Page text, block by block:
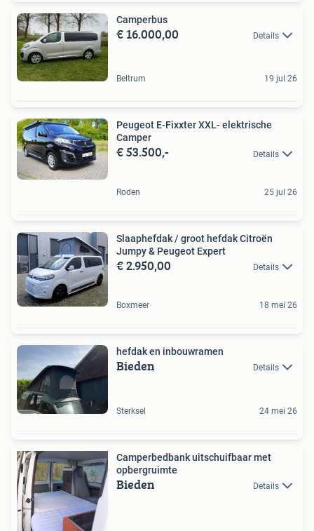
Camperbus
€ 16.000,00 Details
Beltrum 19 jul 26
Peugeot E-Fixxter XXL- elektrische
Camper
€ 53.500,- Details
Roden 25 jul 26
Slaaphefdak / groot hefdak Citroën
Jumpy & Peugeot Expert
€ 2.950,00 Details
Boxmeer 18 mei 26
hefdak en inbouwramen
Bieden Details
Sterksel 24 mei 26
Camperbedbank uitschuifbaar met
opbergruimte
Bieden Details